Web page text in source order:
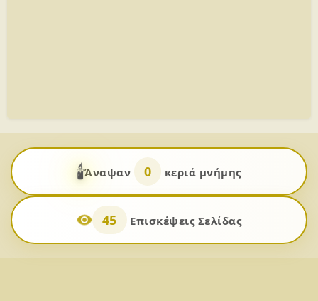
🕯️Άναψαν 0 κεριά μνήμης
45 Επισκέψεις Σελίδας